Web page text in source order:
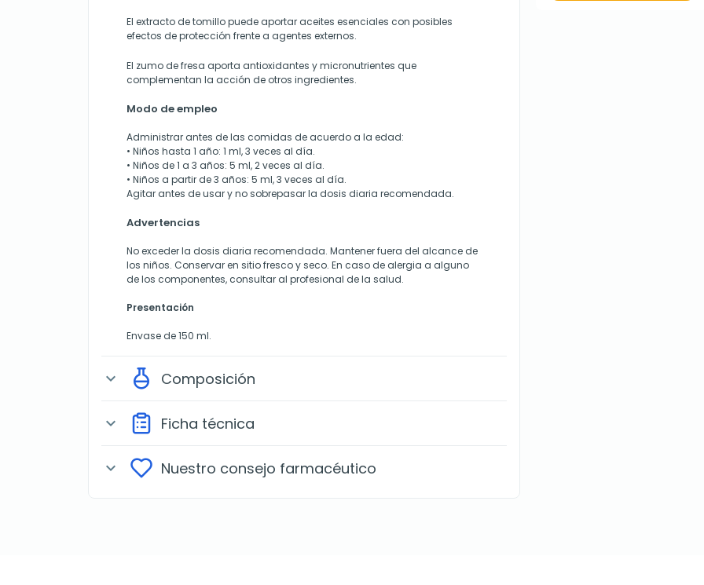
El extracto de tomillo puede aportar aceites esenciales con posibles
efectos de protección frente a agentes externos.
El zumo de fresa aporta antioxidantes y micronutrientes que
complementan la acción de otros ingredientes.
Modo de empleo
Administrar antes de las comidas de acuerdo a la edad:
• Niños hasta 1 año: 1 ml, 3 veces al día.
• Niños de 1 a 3 años: 5 ml, 2 veces al día.
• Niños a partir de 3 años: 5 ml, 3 veces al día.
Agitar antes de usar y no sobrepasar la dosis diaria recomendada.
Advertencias
No exceder la dosis diaria recomendada. Mantener fuera del alcance de
los niños. Conservar en sitio fresco y seco. En caso de alergia a alguno
de los componentes, consultar al profesional de la salud.
Presentación
Envase de 150 ml.
expand_more Composición
expand_more Ficha técnica
expand_more Nuestro consejo farmacéutico